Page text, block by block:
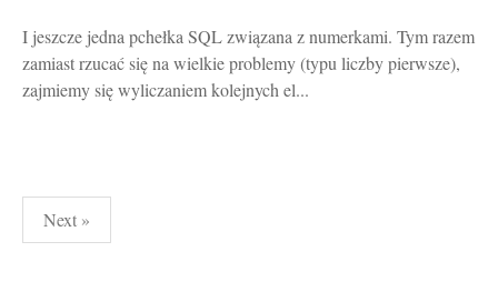
I jeszcze jedna pchełka SQL związana z numerkami. Tym razem
zamiast rzucać się na wielkie problemy (typu liczby pierwsze),
zajmiemy się wyliczaniem kolejnych el...
Stronicowanie
wpisów
Next »